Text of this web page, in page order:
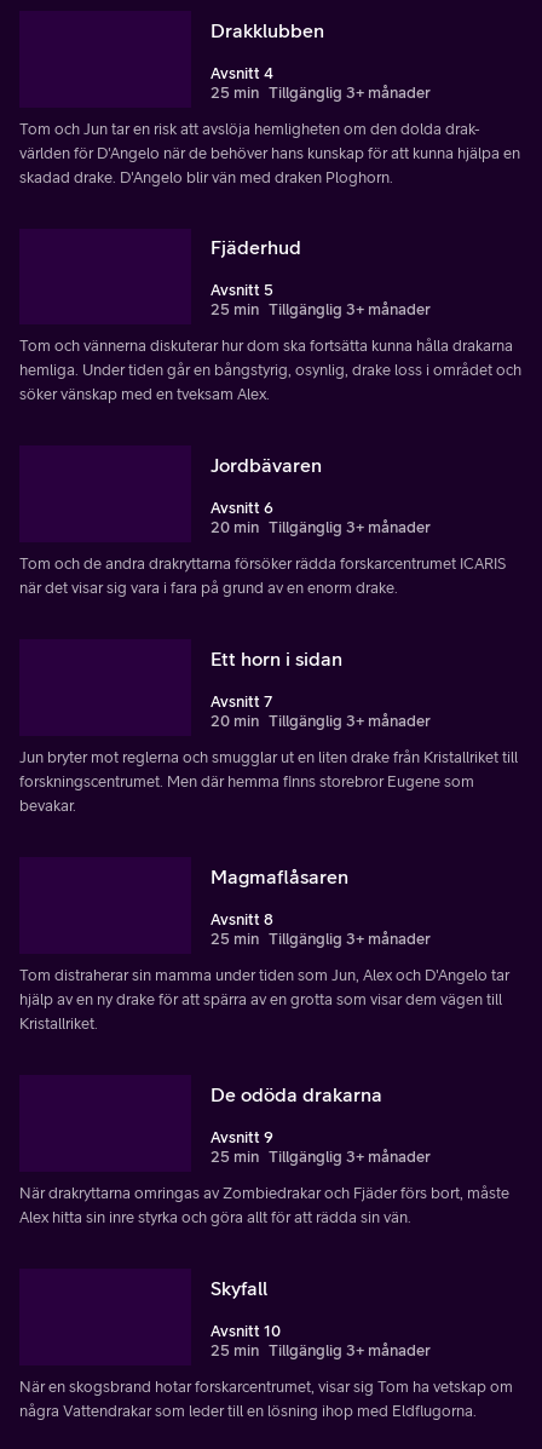
Drakklubben
Avsnitt 4
25 min Tillgänglig 3+ månader
Tom och Jun tar en risk att avslöja hemligheten om den dolda drak-
världen för D'Angelo när de behöver hans kunskap för att kunna hjälpa en
skadad drake. D'Angelo blir vän med draken Ploghorn.
Fjäderhud
Avsnitt 5
25 min Tillgänglig 3+ månader
Tom och vännerna diskuterar hur dom ska fortsätta kunna hålla drakarna
hemliga. Under tiden går en bångstyrig, osynlig, drake loss i området och
söker vänskap med en tveksam Alex.
Jordbävaren
Avsnitt 6
20 min Tillgänglig 3+ månader
Tom och de andra drakryttarna försöker rädda forskarcentrumet ICARIS
när det visar sig vara i fara på grund av en enorm drake.
Ett horn i sidan
Avsnitt 7
20 min Tillgänglig 3+ månader
Jun bryter mot reglerna och smugglar ut en liten drake från Kristallriket till
forskningscentrumet. Men där hemma finns storebror Eugene som
bevakar.
Magmaflåsaren
Avsnitt 8
25 min Tillgänglig 3+ månader
Tom distraherar sin mamma under tiden som Jun, Alex och D'Angelo tar
hjälp av en ny drake för att spärra av en grotta som visar dem vägen till
Kristallriket.
De odöda drakarna
Avsnitt 9
25 min Tillgänglig 3+ månader
När drakryttarna omringas av Zombiedrakar och Fjäder förs bort, måste
Alex hitta sin inre styrka och göra allt för att rädda sin vän.
Skyfall
Avsnitt 10
25 min Tillgänglig 3+ månader
När en skogsbrand hotar forskarcentrumet, visar sig Tom ha vetskap om
några Vattendrakar som leder till en lösning ihop med Eldflugorna.